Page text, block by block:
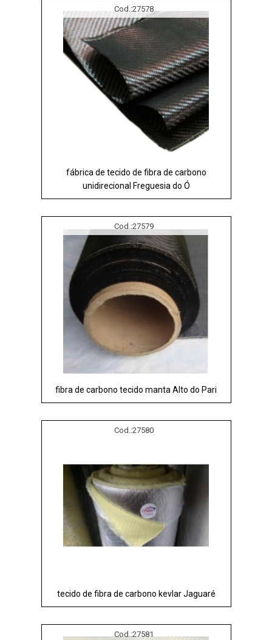
Cod.:27578
fábrica de tecido de fibra de carbono
unidirecional Freguesia do Ó
Cod.:27579
fibra de carbono tecido manta Alto do Pari
Cod.:27580
tecido de fibra de carbono kevlar Jaguaré
Cod.:27581